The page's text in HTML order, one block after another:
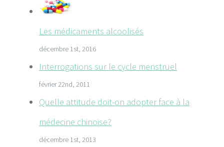
Les médicaments alcoolisés
décembre 1st, 2016
Interrogations sur le cycle menstruel
février 22nd, 2011
Quelle attitude doit-on adopter face à la
médecine chinoise?
décembre 1st, 2013